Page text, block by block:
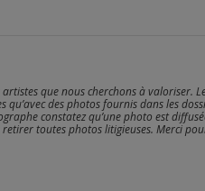
que nous cherchons à valoriser.
des photos fournis dans les
constatez qu’une photo est
retirer toutes photos litigieuses. Merci